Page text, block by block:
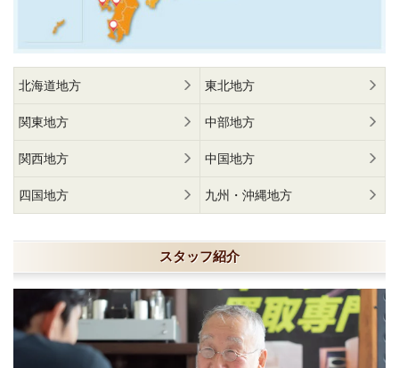
北海道地方 東北地方
関東地方 中部地方
関西地方 中国地方
四国地方 九州・沖縄地方
スタッフ紹介